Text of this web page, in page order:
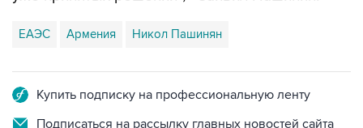
ЕАЭС Армения Никол Пашинян
Купить подписку на профессиональную ленту
Подписаться на рассылку главных новостей сайта